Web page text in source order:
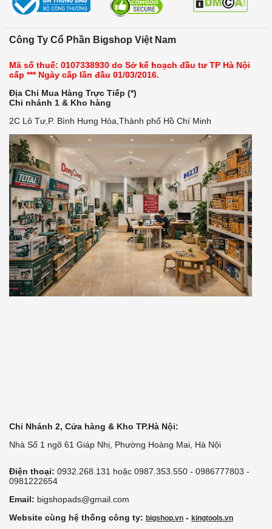
Công Ty Cổ Phần Bigshop Việt Nam
Mã số thuế: 0107338930 do Sở kế hoạch đầu tư TP Hà Nội
cấp *** Ngày cấp lần đầu 01/03/2016.
Địa Chỉ Mua Hàng Trực Tiếp (*)
Chi nhánh 1 & Kho hàng
2C Lô Tư,P. Bình Hưng Hòa,Thành phố Hồ Chí Minh
Chi Nhánh 2, Cửa hàng & Kho TP.Hà Nội:
Nhà Số 1 ngõ 61 Giáp Nhị, Phường Hoàng Mai, Hà Nội
Điện thoại: 0932.268.131 hoặc 0987.353.550 - 0986777803 -
0981222654
Email: bigshopads@gmail.com
Website cùng hệ thống công ty: bigshop.vn - kingtools.vn